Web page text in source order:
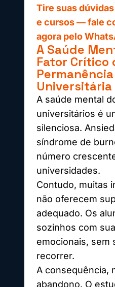
Tire suas
e cursos — fale
agora pelo
A Saúde
Fator Crítico
Permanência
Universitária
A saúde mental
universitários é
silenciosa.
síndrome de
número
universidades.
Contudo, muitas
não oferecem
adequado. Os
sozinhos com
emocionais, sem
recorrer.
A consequência,
abandono. O